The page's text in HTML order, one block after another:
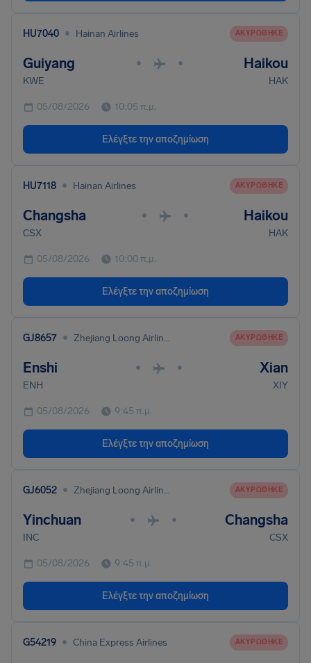
HU7040 • Hainan Airlines ΑΚΥΡΏΘΗΚΕ
Guiyang • • Haikou
KWE HAK
05/08/2026 10:05 π.μ.
Ελέγξτε την αποζημίωση
HU7118 • Hainan Airlines ΑΚΥΡΏΘΗΚΕ
Changsha • • Haikou
CSX HAK
05/08/2026 10:00 π.μ.
Ελέγξτε την αποζημίωση
GJ8657 • Zhejiang Loong Airlines Co. Ltd ΑΚΥΡΏΘΗΚΕ
Enshi • • Xian
ENH XIY
05/08/2026 9:45 π.μ.
Ελέγξτε την αποζημίωση
GJ6052 • Zhejiang Loong Airlines Co. Ltd ΑΚΥΡΏΘΗΚΕ
Yinchuan • • Changsha
INC CSX
05/08/2026 9:45 π.μ.
Ελέγξτε την αποζημίωση
G54219 • China Express Airlines ΑΚΥΡΏΘΗΚΕ